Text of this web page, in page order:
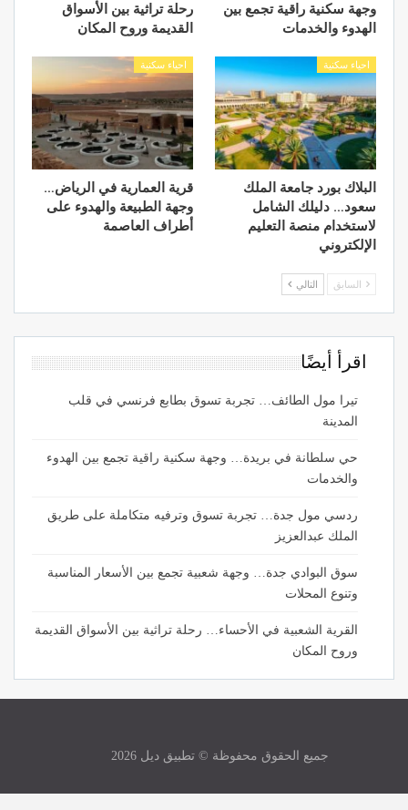
وجهة سكنية راقية تجمع بين
الهدوء والخدمات
رحلة تراثية بين الأسواق
القديمة وروح المكان
احياء سكنية
البلاك بورد جامعة الملك
سعود… دليلك الشامل
لاستخدام منصة التعليم
الإلكتروني
احياء سكنية
قرية العمارية في الرياض…
وجهة الطبيعة والهدوء على
أطراف العاصمة
السابق التالي
اقرأ أيضًا
تيرا مول الطائف… تجربة تسوق بطابع فرنسي في قلب
المدينة
حي سلطانة في بريدة… وجهة سكنية راقية تجمع بين الهدوء
والخدمات
ردسي مول جدة… تجربة تسوق وترفيه متكاملة على طريق
الملك عبدالعزيز
سوق البوادي جدة… وجهة شعبية تجمع بين الأسعار المناسبة
وتنوع المحلات
القرية الشعبية في الأحساء… رحلة تراثية بين الأسواق القديمة
وروح المكان
جميع الحقوق محفوظة © تطبيق ديل 2026